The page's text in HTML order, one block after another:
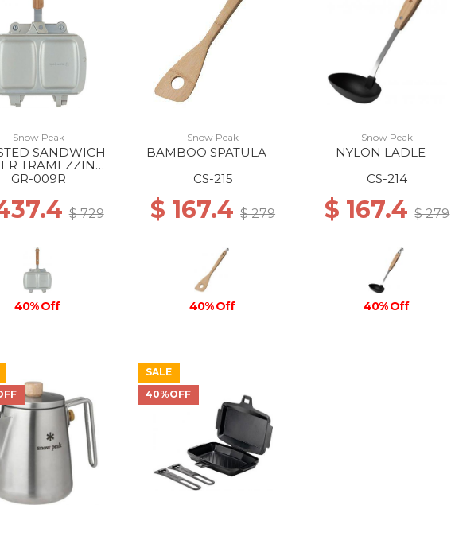
Snow Peak
SANDWICH
TRAMEZZINO -
-
GR-009R
$ 729
40% Off
Snow Peak
BAMBOO SPATULA --
CS-215
$ 167.4$ 279
40% Off
Snow Peak
NYLON LADLE --
CS-214
$ 167.4$ 279
40% Off
SALE
40%OFF